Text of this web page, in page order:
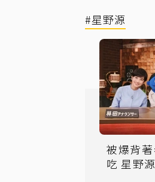
#星野源
被爆背
吃 星野